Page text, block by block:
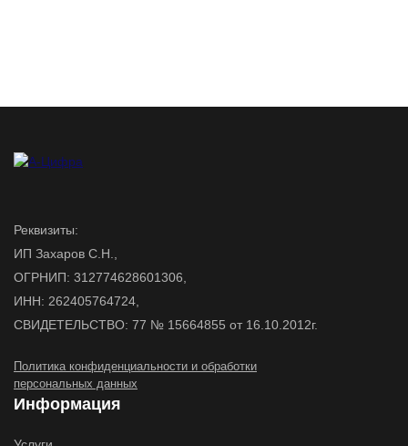
Реквизиты:
ИП Захаров С.Н.,
ОГРНИП: 312774628601306,
ИНН: 262405764724,
СВИДЕТЕЛЬСТВО: 77 № 15664855 от 16.10.2012г.
Политика конфиденциальности и обработки
персональных данных
Информация